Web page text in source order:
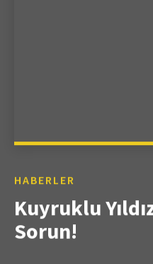
HABERLER
Kuyruklu
Sorun!